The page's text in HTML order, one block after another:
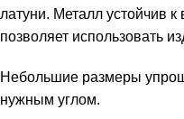
латуни. Металл устойчив к
позволяет использовать
Небольшие размеры
нужным углом.